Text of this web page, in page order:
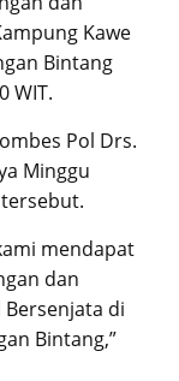
Kawe
Bintang
WIT.
Pol Drs.
Minggu
mendapat
dan
di
Bintang,”